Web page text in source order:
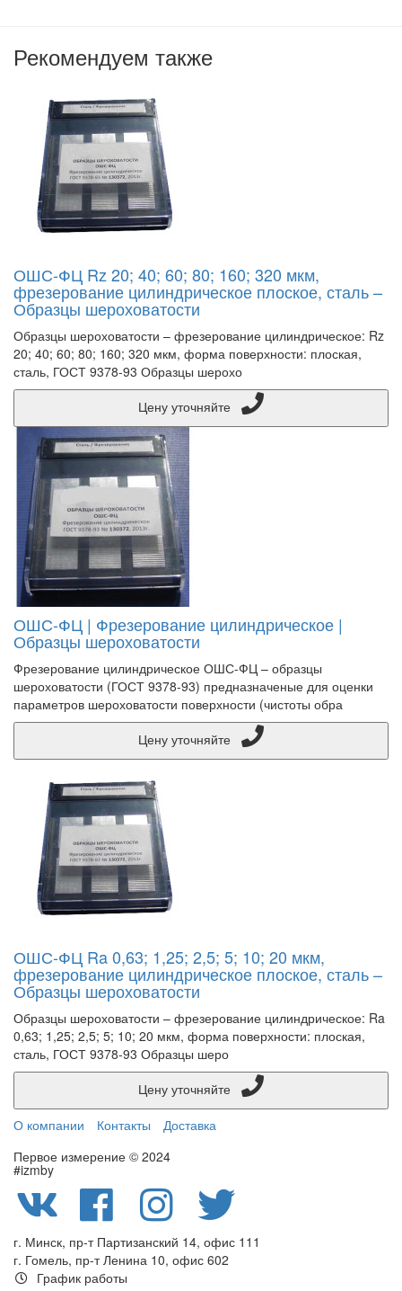
Рекомендуем также
ОШС-ФЦ Rz 20; 40; 60; 80; 160; 320 мкм,
фрезерование цилиндрическое плоское, сталь –
Образцы шероховатости
Образцы шероховатости – фрезерование цилиндрическое: Rz
20; 40; 60; 80; 160; 320 мкм, форма поверхности: плоская,
сталь, ГОСТ 9378-93 Образцы шерохо
ОШС-ФЦ | Фрезерование цилиндрическое |
Образцы шероховатости
Фрезерование цилиндрическое ОШС-ФЦ – образцы
шероховатости (ГОСТ 9378-93) предназначеные для оценки
параметров шероховатости поверхности (чистоты обра
ОШС-ФЦ Ra 0,63; 1,25; 2,5; 5; 10; 20 мкм,
фрезерование цилиндрическое плоское, сталь –
Образцы шероховатости
Образцы шероховатости – фрезерование цилиндрическое: Ra
0,63; 1,25; 2,5; 5; 10; 20 мкм, форма поверхности: плоская,
сталь, ГОСТ 9378-93 Образцы шеро
О компании
Контакты
Доставка
Первое измерение © 2024
#izmby
г. Минск, пр-т Партизанский 14, офис 111
г. Гомель, пр-т Ленина 10, офис 602
График работы